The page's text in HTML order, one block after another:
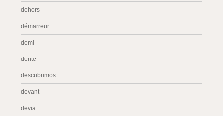
dehors
démarreur
demi
dente
descubrimos
devant
devia